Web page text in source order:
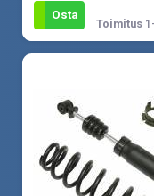
jousen ja yläpään
Osta
Toimitus